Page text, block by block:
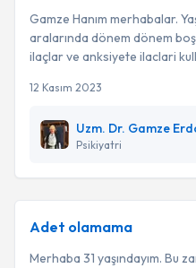
Gamze Hanım merhabalar.
aralarında dönem dönem
ilaçlar ve anksiyete ilaclari
12 Kasım 2023
Uzm. Dr. Gamze
Psikiyatri
Adet olamama
Merhaba 31 yaşındayım. Bu